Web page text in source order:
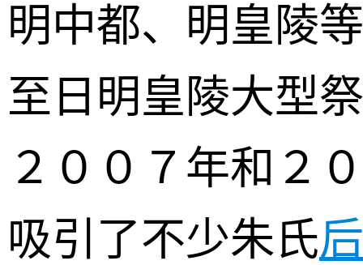
明中都、明皇陵
至日明皇陵大型
２００７年和２
吸引了不少朱氏